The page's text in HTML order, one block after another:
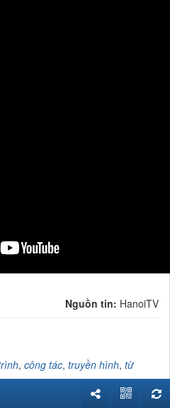
Nguồn tin: HanoiTV
, công tác, truyền hình, từ